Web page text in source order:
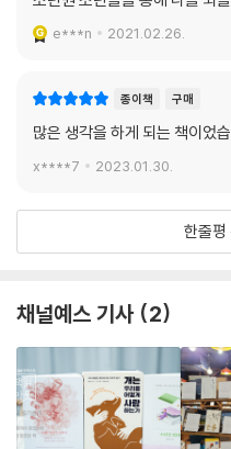
날 선 마음을 순하게 만드는 존재
그런 어른이, 그런 사회가 필요하
아이들이 건강한 어른으로 성장
라고. 한 사람의 영혼을 따뜻하게
국엔 아무것도 변화시키지 못하
라고.
e***n 2021.02.26.
종이책 구매
많은 생각을 하게 되는 책이었
x****7 2023.01.30.
한줄평
채널예스 기사 2